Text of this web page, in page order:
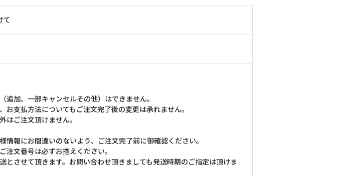
て
加、一部キャンセルその他）はできません。
支払方法についてもご注文完了後の変更は承れません。
ご注文頂けません。
報にお間違いのないよう、ご注文完了前に御確認ください。
文番号は必ずお控えください。
とさせて頂きます。お問い合わせ頂きましても発送時期のご指定は頂けま